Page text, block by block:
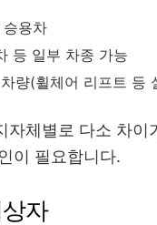
용차
등 일부 차종 가능
량(휠체어 리프트 등
자체별로 다소 차
이 필요합니다.
자